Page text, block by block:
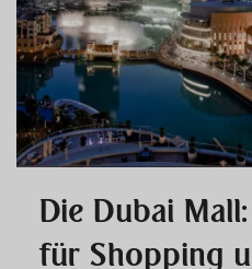
Die Dubai
für Shopping